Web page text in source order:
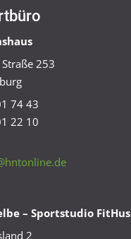
253
74 43
22 10
– Sportstudio FitHus
2